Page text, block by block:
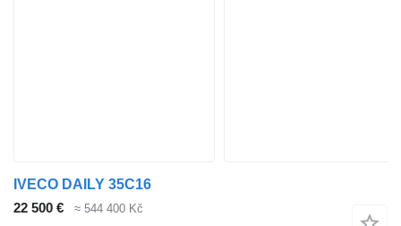
IVECO DAILY 35C16
22 500 €
≈ 544 400 Kč